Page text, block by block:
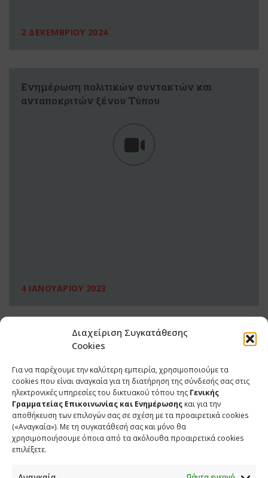
Διαχείριση Συγκατάθεσης
Cookies
Για να παρέχουμε την καλύτερη εμπειρία, χρησιμοποιούμε τα
cookies που είναι αναγκαία για τη διατήρηση της σύνδεσής σας στις
ηλεκτρονικές υπηρεσίες του δικτυακού τόπου της Γενικής
Γραμματείας Επικοινωνίας και Ενημέρωσης και για την
αποθήκευση των επιλογών σας σε σχέση με τα προαιρετικά cookies
(«Αναγκαία»). Με τη συγκατάθεσή σας και μόνο θα
χρησιμοποιήσουμε όποια από τα ακόλουθα προαιρετικά cookies
επιλέξετε.
2 ΔΕΚΕΜΒΡΙΟΥ 2024
Ενημέρωση πολιτικών συντακτών και
ανταποκριτών ξένου Τύπου
4 ΙΑΝΟΥΑΡΙΟΥ 2023
ΕΠΙΚΟΙΝΩΝΙΑ
Φραγκούδη 11 & Αλεξάνδρου Πάντου